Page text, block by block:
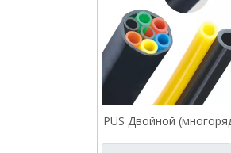
PUS Двойной